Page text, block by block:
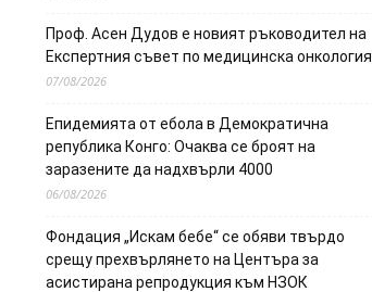
Проф. Асен Дудов е новият ръководител на
Експертния съвет по медицинска онкология
07/08/2026
Епидемията от ебола в Демократична
република Конго: Очаква се броят на
заразените да надхвърли 4000
06/08/2026
Фондация „Искам бебе“ се обяви твърдо
срещу прехвърлянето на Центъра за
асистирана репродукция към НЗОК